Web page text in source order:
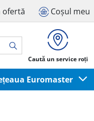
ofertă Coșul meu
Caută un service roți
Euromaster